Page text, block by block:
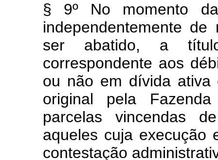
§ 9º No momento
independentemente de
ser abatido, a
correspondente aos
ou não em dívida ativa
original pela
parcelas vincendas
aqueles cuja execução
contestação